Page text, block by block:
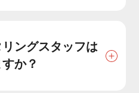
ングスタッフは
か？